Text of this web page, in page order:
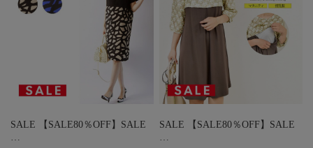
SALE 【SALE80％OFF】SALE
SALE 【SALE80％OFF】SALE